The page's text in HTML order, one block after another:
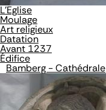
L'Eglise
Moulage
Art religieux
Datation
Avant 1237
Édifice
Bamberg - Cathédrale